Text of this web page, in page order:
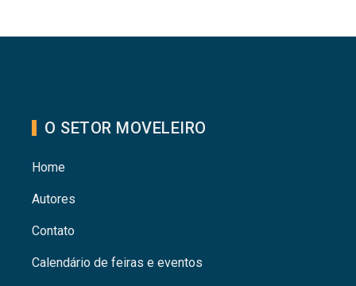
O SETOR MOVELEIRO
Home
Autores
Contato
Calendário de feiras e eventos